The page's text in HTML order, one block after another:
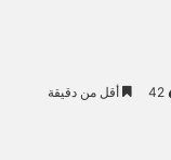
42 أقل من دقيقة